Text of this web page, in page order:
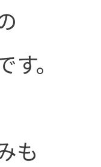
。
も